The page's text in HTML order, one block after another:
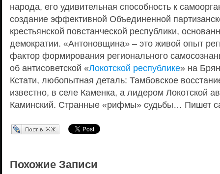
народа, его удивительная способность к
создание эффективной Объединенной
крестьянской повстанческой республики,
демократии. «Антоновщина» – это живой опыт
фактор формирования регионального
об антисоветской «Локотской республике» на
Кстати, любопытная деталь: Тамбовское
известно, в селе Каменка, а лидером Локотской
Каминский. Странные «рифмы» судьбы… Пишет
Перепост в ЖЖ
Похожие Записи